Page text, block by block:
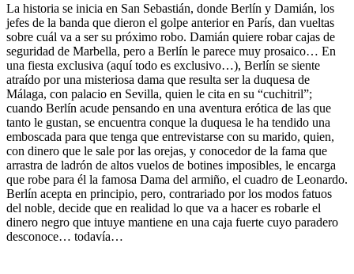
La historia se inicia en San Sebastián, donde Berlín y Damián, los
jefes de la banda que dieron el golpe anterior en París, dan vueltas
sobre cuál va a ser su próximo robo. Damián quiere robar cajas de
seguridad de Marbella, pero a Berlín le parece muy prosaico… En
una fiesta exclusiva (aquí todo es exclusivo…), Berlín se siente
atraído por una misteriosa dama que resulta ser la duquesa de
Málaga, con palacio en Sevilla, quien le cita en su “cuchitril”;
cuando Berlín acude pensando en una aventura erótica de las que
tanto le gustan, se encuentra conque la duquesa le ha tendido una
emboscada para que tenga que entrevistarse con su marido, quien,
con dinero que le sale por las orejas, y conocedor de la fama que
arrastra de ladrón de altos vuelos de botines imposibles, le encarga
que robe para él la famosa Dama del armiño, el cuadro de Leonardo.
Berlín acepta en principio, pero, contrariado por los modos fatuos
del noble, decide que en realidad lo que va a hacer es robarle el
dinero negro que intuye mantiene en una caja fuerte cuyo paradero
desconoce… todavía…